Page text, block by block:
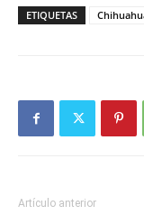
ETIQUETAS
Artículo anterior